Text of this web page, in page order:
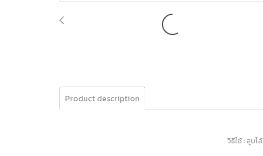
Product description
วิธีใช้ : ลูบ